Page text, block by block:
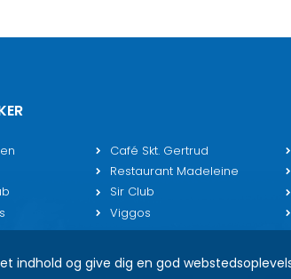
Café Skt. Gertrud
Restaurant Madeleine
Sir Club
Viggos
indhold og give dig en god